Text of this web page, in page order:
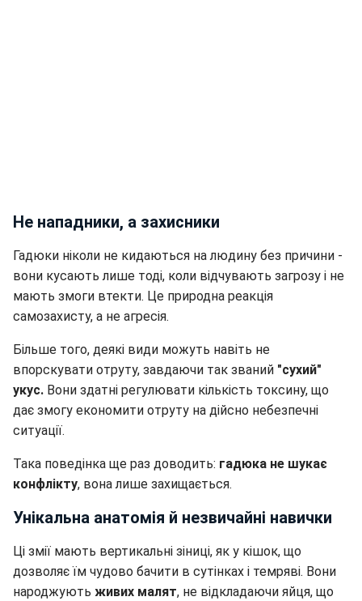
Не нападники, а захисники
Гадюки ніколи не кидаються на людину без причини -
вони кусають лише тоді, коли відчувають загрозу і не
мають змоги втекти. Це природна реакція
самозахисту, а не агресія.
Більше того, деякі види можуть навіть не
впорскувати отруту, завдаючи так званий "сухий"
укус. Вони здатні регулювати кількість токсину, що
дає змогу економити отруту на дійсно небезпечні
ситуації.
Така поведінка ще раз доводить: гадюка не шукає
конфлікту, вона лише захищається.
Унікальна анатомія й незвичайні навички
Ці змії мають вертикальні зіниці, як у кішок, що
дозволяє їм чудово бачити в сутінках і темряві. Вони
народжують живих малят, не відкладаючи яйця, що